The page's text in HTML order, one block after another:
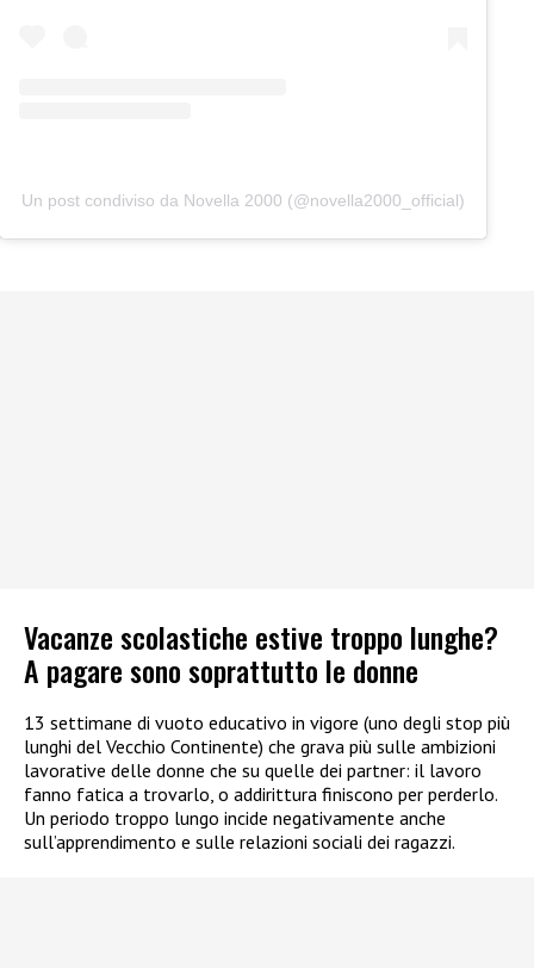
Un post condiviso da Novella 2000 (@novella2000_official)
Vacanze scolastiche estive troppo lunghe?
A pagare sono soprattutto le donne
13 settimane di vuoto educativo in vigore (uno degli stop più
lunghi del Vecchio Continente) che grava più sulle ambizioni
lavorative delle donne che su quelle dei partner: il lavoro
fanno fatica a trovarlo, o addirittura finiscono per perderlo.
Un periodo troppo lungo incide negativamente anche
sull’apprendimento e sulle relazioni sociali dei ragazzi.